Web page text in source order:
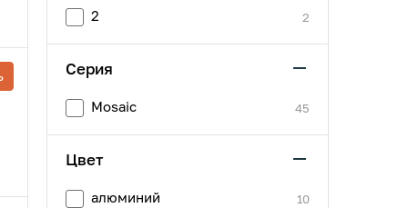
2 2
Серия
Mosaic 45
Цвет
алюминий 10